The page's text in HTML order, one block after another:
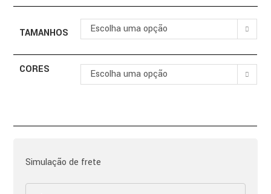
TAMANHOS Escolha uma opção
CORES Escolha uma opção
Simulação de frete